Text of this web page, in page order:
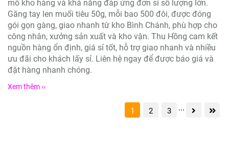
mô kho hàng và khả năng đáp ứng đơn sỉ số lượng lớn.
Găng tay len muối tiêu 50g, mỗi bao 500 đôi, được đóng
gói gọn gàng, giao nhanh từ kho Bình Chánh, phù hợp cho
công nhân, xưởng sản xuất và kho vận. Thu Hồng cam kết
nguồn hàng ổn định, giá sỉ tốt, hỗ trợ giao nhanh và nhiều
ưu đãi cho khách lấy sỉ. Liên hệ ngay để được báo giá và
đặt hàng nhanh chóng.
Xem thêm ››
1 2 3 ...